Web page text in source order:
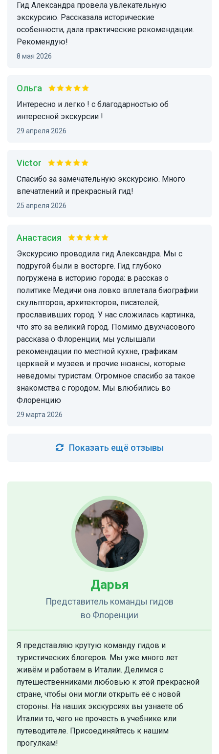
Гид Александра провела увлекательную
экскурсию. Рассказала исторические
особенности, дала практические рекомендации.
Рекомендую!
8 мая 2026
Ольга
интересно и легко ! с благодарностью об
интересной экскурсии !
29 апреля 2026
victor
Спасибо за замечательную экскурсию. Много
впечатлений и прекрасный гид!
25 апреля 2026
Анастасия
Экскурсию проводила гид Александра. Мы с
подругой были в восторге. Гид глубоко
погружена в историю города: в рассказ о
политике Медичи она ловко вплетала биографии
скульпторов, архитекторов, писателей,
прославивших город. У нас сложилась картинка,
что это за великий город. Помимо двухчасового
рассказа о Флоренции, мы услышали
рекомендации по местной кухне, графикам
церквей и музеев и прочие нюансы, которые
неведомы туристам. Огромное спасибо за такое
знакомства с городом. Мы влюбились во
Флоренцию
29 марта 2026
Показать ещё отзывы
Дарья
Представитель команды гидов
во Флоренции
Я представляю крутую команду гидов и
туристических блогеров. Мы уже много лет
живём и работаем в Италии. Делимся с
путешественниками любовью к этой прекрасной
стране, чтобы они могли открыть её с новой
стороны. На наших экскурсиях вы узнаете об
Италии то, чего не прочесть в учебнике или
путеводителе. Присоединяйтесь к нашим
прогулкам!